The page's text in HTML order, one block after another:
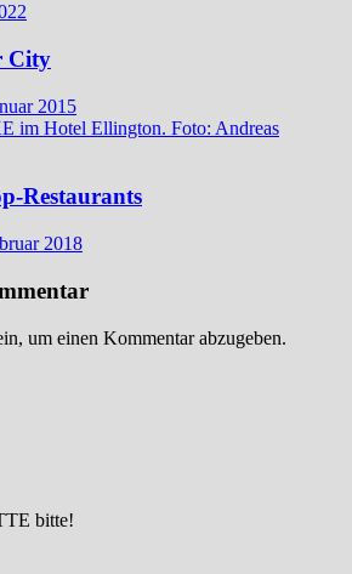
City
2015
Restaurants
2018
um einen Kommentar abzugeben.